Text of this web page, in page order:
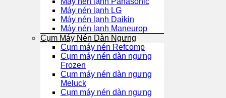
Máy nén lạnh LG
Máy nén lạnh Daikin
Máy nén lạnh Maneurop
Cụm Máy Nén Dàn Ngưng
Cụm máy nén Refcomp
Cụm máy nén dàn ngưng
Frozen
Cụm máy nén dàn ngưng
Meluck
Cụm máy nén dàn ngưng